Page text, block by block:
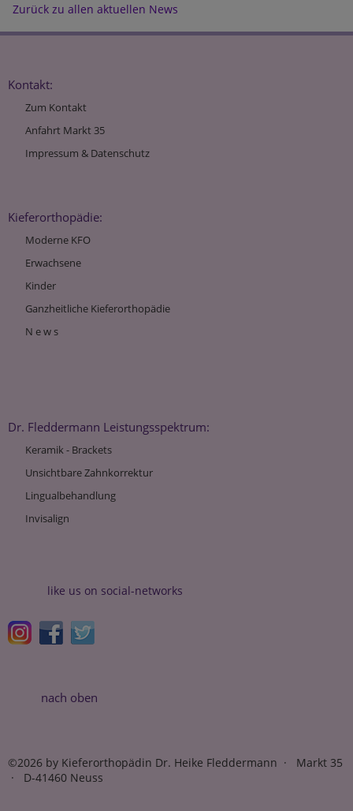
Zurück zu allen aktuellen News
Kontakt:
Zum Kontakt
Anfahrt Markt 35
Impressum & Datenschutz
Kieferorthopädie:
Moderne KFO
Erwachsene
Kinder
Ganzheitliche Kieferorthopädie
N e w s
Dr. Fleddermann Leistungsspektrum:
Keramik - Brackets
Unsichtbare Zahnkorrektur
Lingualbehandlung
Invisalign
like us on social-networks
nach oben
©2026 by Kieferorthopädin Dr. Heike Fleddermann · Markt 35
· D-41460 Neuss